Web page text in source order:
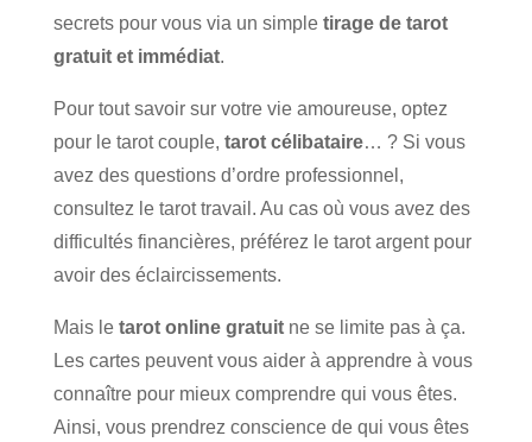
secrets pour vous via un simple tirage de tarot
gratuit et immédiat.
Pour tout savoir sur votre vie amoureuse, optez
pour le tarot couple, tarot célibataire… ? Si vous
avez des questions d’ordre professionnel,
consultez le tarot travail. Au cas où vous avez des
difficultés financières, préférez le tarot argent pour
avoir des éclaircissements.
Mais le tarot online gratuitne se limite pas à ça.
Les cartes peuvent vous aider à apprendre à vous
connaître pour mieux comprendre qui vous êtes.
Ainsi, vous prendrez conscience de qui vous êtes